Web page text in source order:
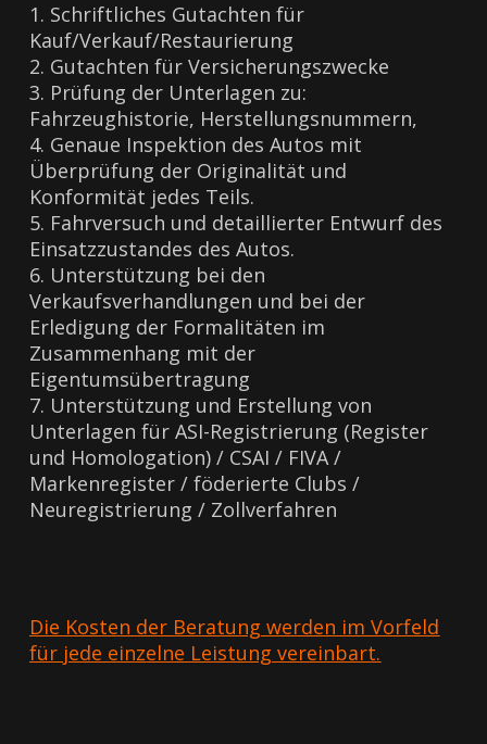
1. Schriftliches Gutachten für
Kauf/Verkauf/Restaurierung
2. Gutachten für Versicherungszwecke
3. Prüfung der Unterlagen zu:
Fahrzeughistorie, Herstellungsnummern,
4. Genaue Inspektion des Autos mit
Überprüfung der Originalität und
Konformität jedes Teils.
5. Fahrversuch und detaillierter Entwurf des
Einsatzzustandes des Autos.
6. Unterstützung bei den
Verkaufsverhandlungen und bei der
Erledigung der Formalitäten im
Zusammenhang mit der
Eigentumsübertragung
7. Unterstützung und Erstellung von
Unterlagen für ASI-Registrierung (Register
und Homologation) / CSAI / FIVA /
Markenregister / föderierte Clubs /
Neuregistrierung / Zollverfahren
Die Kosten der Beratung werden im Vorfeld
für jede einzelne Leistung vereinbart.